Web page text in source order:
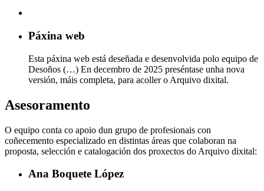
Páxina web
Esta páxina web está deseñada e desenvolvida polo equipo de
Desoños (…) En decembro de 2025 preséntase unha nova
versión, máis completa, para acoller o Arquivo dixital.
Asesoramento
O equipo conta co apoio dun grupo de profesionais con
coñecemento especializado en distintas áreas que colaboran na
proposta, selección e catalogación dos proxectos do Arquivo dixital:
Ana Boquete López